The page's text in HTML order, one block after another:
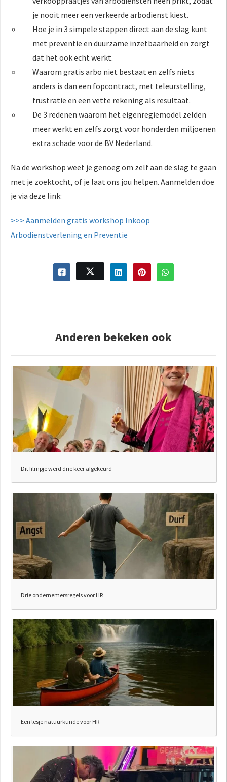
je nooit meer een verkeerde arbodienst kiest.
Hoe je in 3 simpele stappen direct aan de slag kunt
met preventie en duurzame inzetbaarheid en zorgt
dat het ook echt werkt.
Waarom gratis arbo niet bestaat en zelfs niets
anders is dan een fopcontract, met teleurstelling,
frustratie en een vette rekening als resultaat.
De 3 redenen waarom het eigenregiemodel zelden
meer werkt en zelfs zorgt voor honderden miljoenen
extra schade voor de BV Nederland.
Na de workshop weet je genoeg om zelf aan de slag te gaan
met je zoektocht, of je laat ons jou helpen. Aanmelden doe
je via deze link:
>>> Aanmelden gratis workshop Inkoop
Arbodienstverlening en Preventie
Anderen bekeken ook
Dit filmpje werd drie keer afgekeurd
Drie ondernemersregels voor HR
Een lesje natuurkunde voor HR